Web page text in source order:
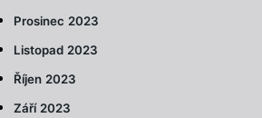
Prosinec 2023
Listopad 2023
Říjen 2023
Září 2023